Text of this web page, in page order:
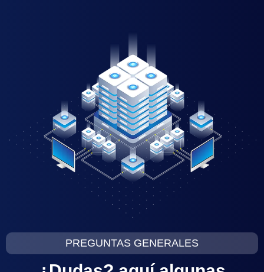
PREGUNTAS GENERALES